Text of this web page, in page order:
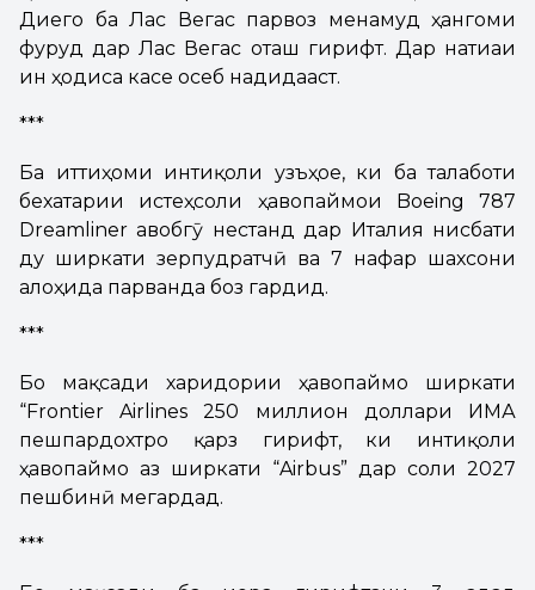
Диего ба Лас Вегас парвоз менамуд ҳангоми
фуруд дар Лас Вегас оташ гирифт. Дар натиҷаи
ин ҳодиса касе осеб надидааст.
***
Ба иттиҳоми интиқоли ҷузъҳое, ки ба талаботи
бехатарии истеҳсоли ҳавопаймои Boeing 787
Dreamliner ҷавобгӯ нестанд дар Италия нисбати
ду ширкати зерпудратчӣ ва 7 нафар шахсони
алоҳида парванда боз гардид.
***
Бо мақсади харидории ҳавопаймо ширкати
“Frontier Airlines 250 миллион доллари ИМА
пешпардохтро қарз гирифт, ки интиқоли
ҳавопаймо аз ширкати “Airbus” дар соли 2027
пешбинӣ мегардад.
***